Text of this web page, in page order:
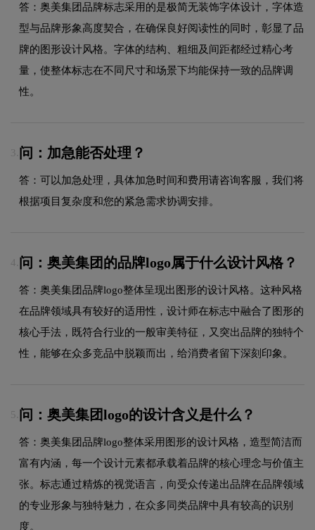
答：奥美集团品牌标志采用的是极简无装饰字体设计，字体造
型与品牌形象高度契合，在确保良好阅读性的同时，彰显了品
牌的图形设计风格。字体的结构、粗细及间距都经过精心考
量，使整体标志在不同尺寸和场景下均能保持一致的品牌调
性。
3. 问：加急能否处理？
答：可以加急处理，具体加急时间和费用请咨询客服，我们将
根据项目复杂度和您的紧急需求协调安排。
4. 问：奥美集团的品牌logo属于什么设计风格？
答：奥美集团品牌logo整体呈现出图形的设计风格。这种风格
在品牌领域具有较好的适用性，设计师在标志中融合了图形的
核心手法，既符合行业的一般审美特征，又突出品牌的独特个
性，能够在众多竞品中脱颖而出，给消费者留下深刻印象。
5. 问：奥美集团logo的设计含义是什么？
答：奥美集团品牌logo整体采用图形的设计风格，造型简洁而
富有内涵，每一个设计元素都承载着品牌的核心理念与价值主
张。标志通过精炼的视觉语言，向受众传递出品牌在品牌领域
的专业形象与独特魅力，在众多同类品牌中具有较高的识别
度。